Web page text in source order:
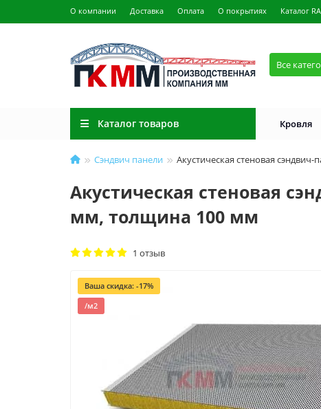
О компании Доставка Оплата О покрытиях Каталог
Все
Каталог товаров Кровля
Сэндвич панели Акустическая стеновая
Акустическая стеновая
мм, толщина 100 мм
1 отзыв
Ваша скидка: -17%
/м2